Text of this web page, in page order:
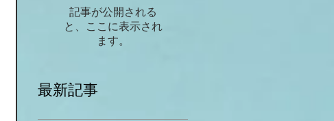
記事が公開される
と、ここに表示され
ます。
最新記事